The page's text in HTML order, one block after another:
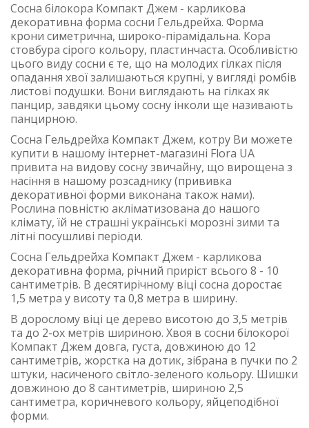
Сосна білокора Компакт Джем - карликова
декоративна форма сосни Гельдрейха. Форма
крони симетрична, широко-пірамідальна. Кора
стовбура сірого кольору, пластинчаста. Особливістю
цього виду сосни є те, що на молодих гілках після
опадання хвої залишаються крупні, у вигляді ромбів
листові подушки. Вони виглядають на гілках як
панцир, завдяки цьому сосну інколи ще називають
панцирною.
Сосна Гельдрейха Компакт Джем, котру Ви можете
купити в нашому інтернет-магазині Flora UA
привита на видову сосну звичайну, що вирощена з
насіння в нашому розсаднику (прививка
декоративної форми виконана також нами).
Рослина повністю акліматизована до нашого
клімату, їй не страшні українські морозні зими та
літні посушливі періоди.
Сосна Гельдрейха Компакт Джем - карликова
декоративна форма, річний приріст всього 8 - 10
сантиметрів. В десятирічному віці сосна доростає
1,5 метра у висоту та 0,8 метра в ширину.
В дорослому віці це дерево висотою до 3,5 метрів
та до 2-ох метрів шириною. Хвоя в сосни білокорої
Компакт Джем довга, густа, довжиною до 12
сантиметрів, жорстка на дотик, зібрана в пучки по 2
штуки, насиченого світло-зеленого кольору. Шишки
довжиною до 8 сантиметрів, шириною 2,5
сантиметра, коричневого кольору, яйцеподібної
форми.